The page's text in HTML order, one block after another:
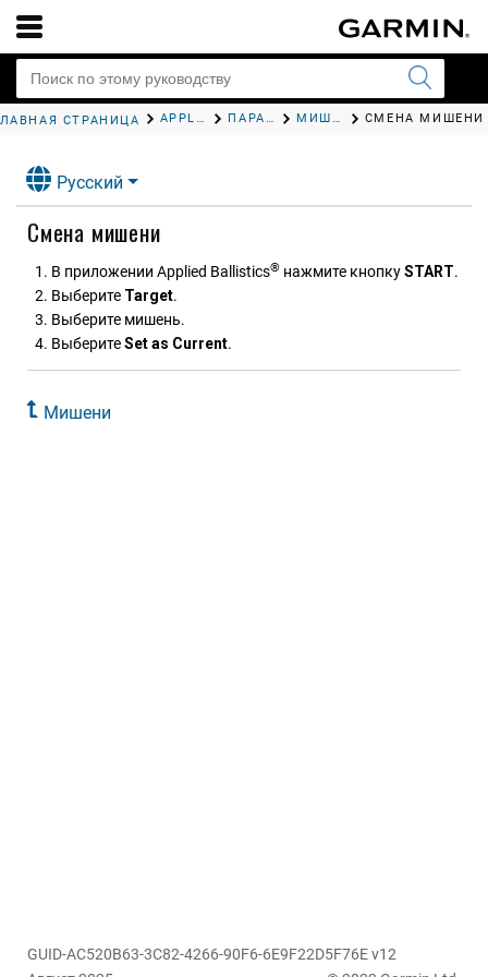
СТРАНИЦА APPLIED BALLISTICS ПАРАМЕТРЫ APPLIED BALLISTICS МИШЕНИ СМЕНА МИШЕНИ
Русский
Смена мишени
В приложении Applied Ballistics® нажмите кнопкуSTART.
Выберите Target.
Выберите мишень.
ВыберитеSet as Current.
Мишени
GUID-AC520B63-3C82-4266-90F6-6E9F22D5F76E v12